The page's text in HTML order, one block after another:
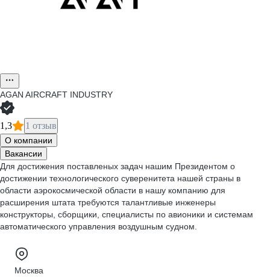
AGAN AIRCRAFT INDUSTRY
1,3 1 отзыв
О компании
Вакансии
Для достижения поставленых задач нашим Президентом о
достижении технологического суверенитета нашей страны в
области аэрокосмической области в нашу компанию для
расширения штата требуются талантливые инженеры
конструкторы, сборщики, специалисты по авионики и системам
автоматического управления воздушным судном.
Москва